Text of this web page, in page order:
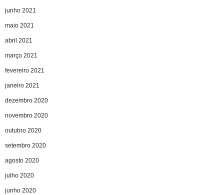
junho 2021
maio 2021
abril 2021
março 2021
fevereiro 2021
janeiro 2021
dezembro 2020
novembro 2020
outubro 2020
setembro 2020
agosto 2020
julho 2020
junho 2020